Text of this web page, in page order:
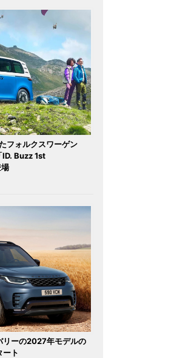
フォルクスワーゲン
Buzz 1st
リーの2027年モデルの
ート